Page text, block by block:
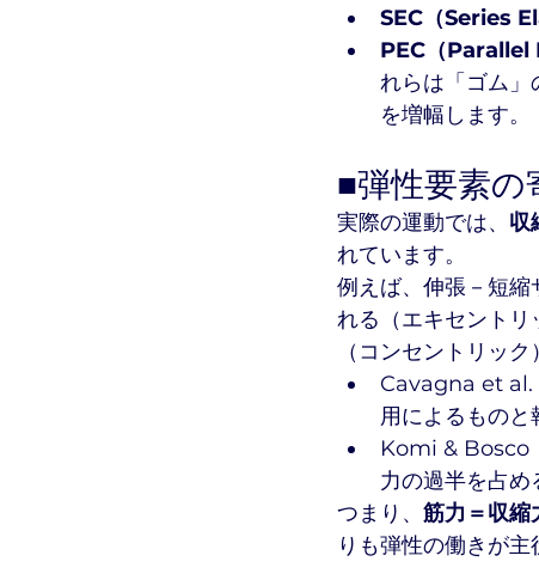
SEC（Series
PEC（Parallel
れらは「ゴム」
を増幅します。
■弾性要素の
実際の運動では、 収
れています。
例えば、伸張－短
れる（エキセント
（コンセントリッ
Cavagna et al.
用によるものと
Komi & Bosco
力の過半を占め
つまり、 筋力＝収縮
りも弾性の働きが主